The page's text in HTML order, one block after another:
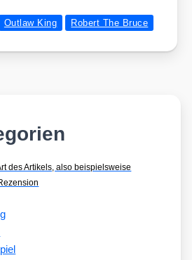
Outlaw King
Robert The Bruce
des Artikels, also beispielsweise